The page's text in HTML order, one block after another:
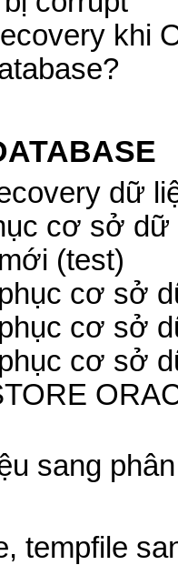
khi
dữ
cơ sở
(test)
cơ sở
cơ sở
cơ sở
sang
tempfile